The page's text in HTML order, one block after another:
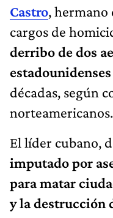
Castro, hermano
cargos de
derribo de dos
estadounidenses
décadas, según
norteamericanos.
El líder cubano,
imputado por
para matar
y la destrucción